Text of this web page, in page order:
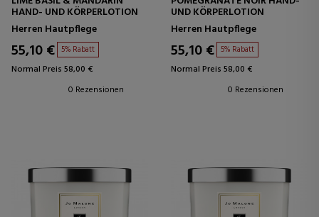
HAND- UND KÖRPERLOTION
Herren Hautpflege
55,10 € 5% Rabatt
Normal Preis 58,00 €
0 Rezensionen
UND KÖRPERLOTION
Herren Hautpflege
55,10 € 5% Rabatt
Normal Preis 58,00 €
0 Rezensionen